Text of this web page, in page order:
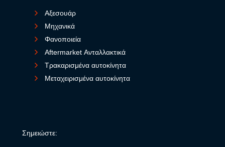
Αξεσουάρ
Μηχανικά
Φανοποιεία
Aftermarket Ανταλλακτικά
Τρακαρισμένα αυτοκίνητα
Μεταχειρισμένα αυτοκίνητα
Σημειώστε: